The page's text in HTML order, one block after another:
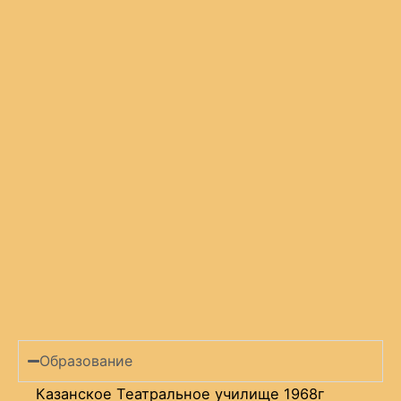
Образование
Казанское Театральное училище 1968г